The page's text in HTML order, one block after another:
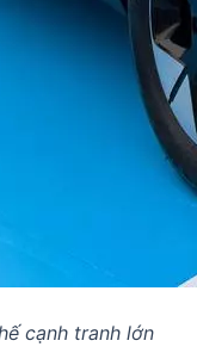
cạnh tranh lớn